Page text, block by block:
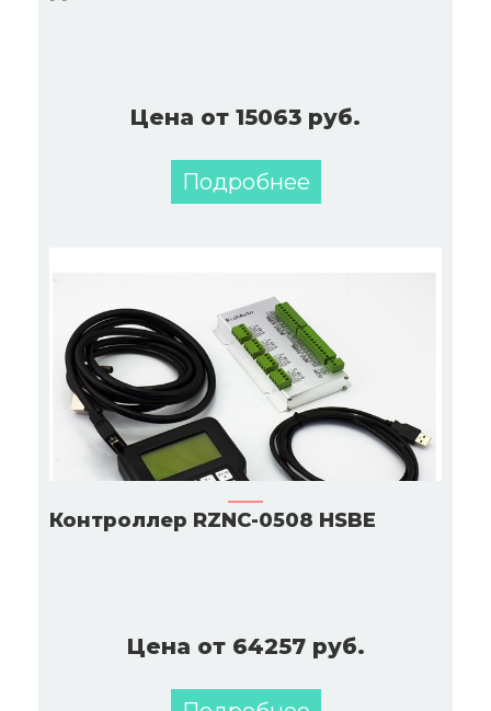
Цена от 15063 руб.
Подробнее
Контроллер RZNC-0508 HSBE
Цена от 64257 руб.